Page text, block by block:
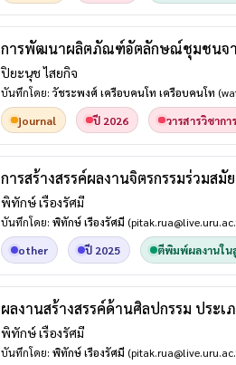
การพัฒนาผลิตภัณฑ์อัตลักษณ์ชุมชนจา
ปิยะนุช ไสยกิจ
บันทึกโดย: วัชระพงศ์ เครือบคนโท เครือบคนโท
journal
ปี 2026 วารสารวิชาก
การสร้างสรรค์ผลงานจิตรกรรมร่วมส
พิทักษ์ เรืองรัศมี
บันทึกโดย: พิทักษ์ เรืองรัศมี
other
ปี 2025 ตีพิมพ์ผลงานใน
ผลงานสร้างสรรค์ด้านศิลปกรรม ประ
พิทักษ์ เรืองรัศมี
บันทึกโดย: พิทักษ์ เรืองรัศมี